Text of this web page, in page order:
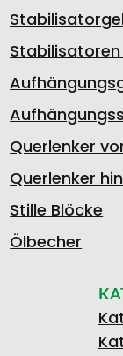
Querlenker
Querlenker
Stille Blöcke
Ölbecher